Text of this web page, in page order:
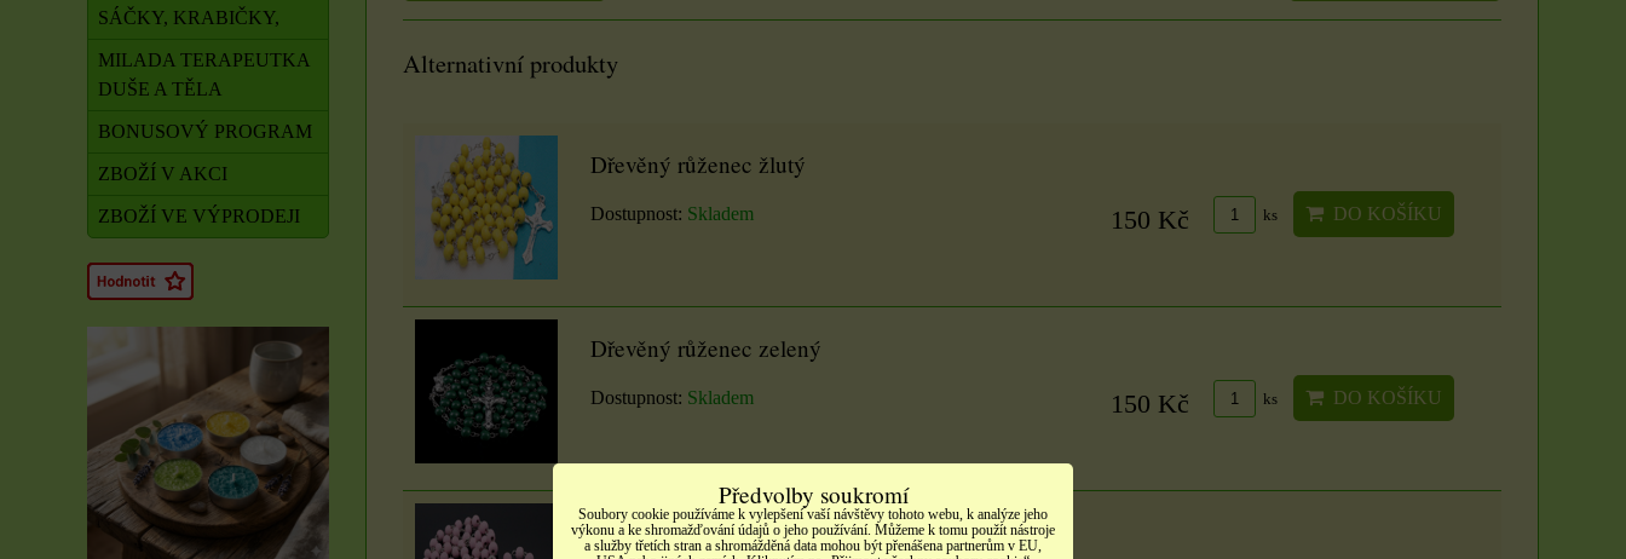
Alternativní produkty
Dřevěný růženec žlutý
Dostupnost: Skladem 150 Kč ks DO KOŠÍKU
Dřevěný růženec zelený
Dostupnost: Skladem 150 Kč ks DO KOŠÍKU
Dřevěný růženec růžový
SÁČKY, KRABIČKY,
MILADA TERAPEUTKA
DUŠE A TĚLA
BONUSOVÝ PROGRAM
ZBOŽÍ V AKCI
ZBOŽÍ VE VÝPRODEJI
Rituál Zdraví a
Předvolby soukromí
Soubory cookie používáme k vylepšení vaší návštěvy tohoto webu, k analýze jeho
výkonu a ke shromažďování údajů o jeho používání. Můžeme k tomu použít nástroje
a služby třetích stran a shromážděná data mohou být přenášena partnerům v EU,